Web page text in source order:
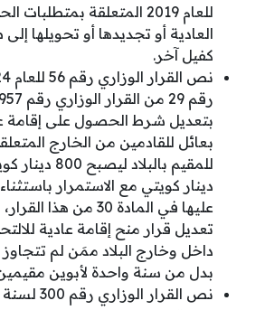
للعام 2019 المتعلقة
العادية أو تجديدها أو تحويلها
كفيل آخر.
بتعديل شرط الحصول على إقامة
بعائل للقادمين من الخارج
دينار كويتي مع الاستمرار
عليها في المادة 30 من
تعديل قرار منح إقامة عادية
بدل من سنة واحدة لأبوين مقيمين